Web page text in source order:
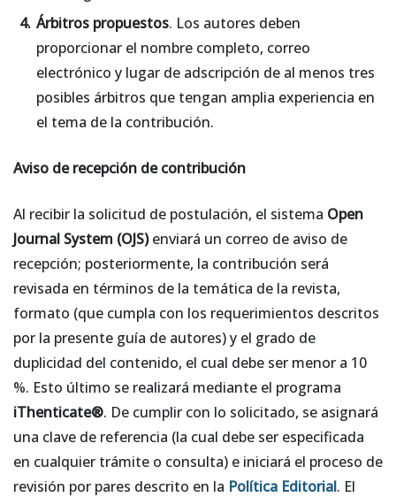
Árbitros propuestos. Los autores deben
proporcionar el nombre completo, correo
electrónico y lugar de adscripción de al menos tres
posibles árbitros que tengan amplia experiencia en
el tema de la contribución.
Aviso de recepción de contribución
Al recibir la solicitud de postulación, el sistema Open
Journal System (OJS)enviará un correo de aviso de
recepción; posteriormente, la contribución será
revisada en términos de la temática de la revista,
formato (que cumpla con los requerimientos descritos
por la presente guía de autores) y el grado de
duplicidad del contenido, el cual debe ser menor a 10
%. Esto último se realizará mediante el programa
iThenticate®. De cumplir con lo solicitado, se asignará
una clave de referencia (la cual debe ser especificada
en cualquier trámite o consulta) e iniciará el proceso de
revisión por pares descrito en la Política Editorial. El